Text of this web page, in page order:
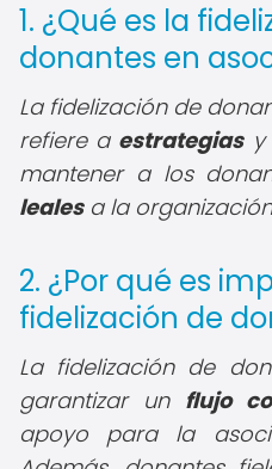
1. ¿Qué es la
donantes en
La fidelización de
refiere a estrategiasy
mantener a los
lealesa la
2. ¿Por qué es
fidelización de
La fidelización de
garantizar un flujo
apoyo para la